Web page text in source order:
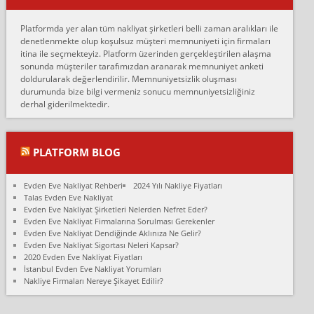
Ankara Alicanlar naklyat tel 5465524025. 2600 TL'ye ankaradan
Konya ya Alicanlar naklyat la anlaştık bu şahıs evin taşınacağı gün
fiyatın mazoto gele...
Fatih kokmese:
Diyarbakır dan eşyamı getirtmek için anlaştım sözleşme yaptım.
Son anda fiyat artırdılar.. mecburiyetten tasittim.. bu kişiler ağrılı
Ali:
olduk. Asansörlü dediler sonra uraya asansör kurulmaz dediler
fark istediler. ortada asa...
Nimet:
Ben 2021 Ağustos ilk haftası Evimi taşıdım yani İstanbul'un bir
Mahallesi'nden bir başka Mahallesi'ne yani Ümraniye bölgesinde
oturuyorum önceleri ara...
Nimet Köse:
Merhaba ben 2021 Ağustos ilk haftası evimi Ümraniye'den Çok
Platformda yer alan tüm nakliyat şirketleri belli zaman aralıkları ile
denetlenmekte olup koşulsuz müşteri memnuniyeti için firmaları
itina ile seçmekteyiz. Platform üzerinden gerçekleştirilen alaşma
sonunda müşteriler tarafımızdan aranarak memnuniyet anketi
doldurularak değerlendirilir. Memnuniyetsizlik oluşması
durumunda bize bilgi vermeniz sonucu memnuniyetsizliğiniz
derhal giderilmektedir.
PLATFORM BLOG
Evden Eve Nakliyat Rehberi
2024 Yılı Nakliye Fiyatları
Talas Evden Eve Nakliyat
Evden Eve Nakliyat Şirketleri Nelerden Nefret Eder?
Evden Eve Nakliyat Firmalarına Sorulması Gerekenler
Evden Eve Nakliyat Dendiğinde Aklınıza Ne Gelir?
Evden Eve Nakliyat Sigortası Neleri Kapsar?
2020 Evden Eve Nakliyat Fiyatları
İstanbul Evden Eve Nakliyat Yorumları
Nakliye Firmaları Nereye Şikayet Edilir?